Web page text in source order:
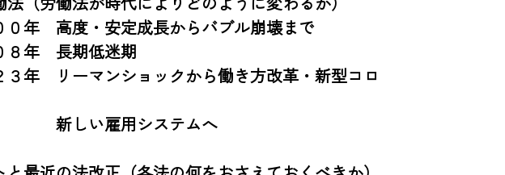
年　高度・安定成長からバブル崩壊まで
年　長期低迷期
年　リーマンショックから働き方改革・新型コロ
　　新しい雇用システムへ